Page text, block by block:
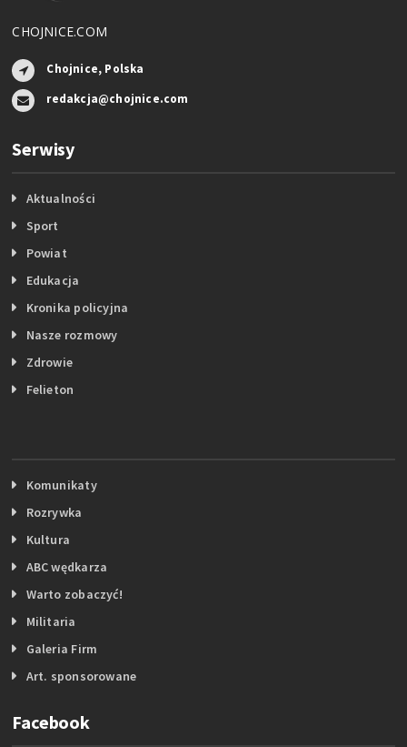
CHOJNICE.COM
Chojnice, Polska
redakcja@chojnice.com
Serwisy
Aktualności
Sport
Powiat
Edukacja
Kronika policyjna
Nasze rozmowy
Zdrowie
Felieton
Komunikaty
Rozrywka
Kultura
ABC wędkarza
Warto zobaczyć!
Militaria
Galeria Firm
Art. sponsorowane
Facebook